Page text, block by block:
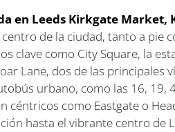
en Leeds Kirkgate Market,
de la ciudad, tanto a
como City Square, la
Lane, dos de las principales
urbano, como las 16, 19,
como Eastgate o
hasta el vibrante centro de